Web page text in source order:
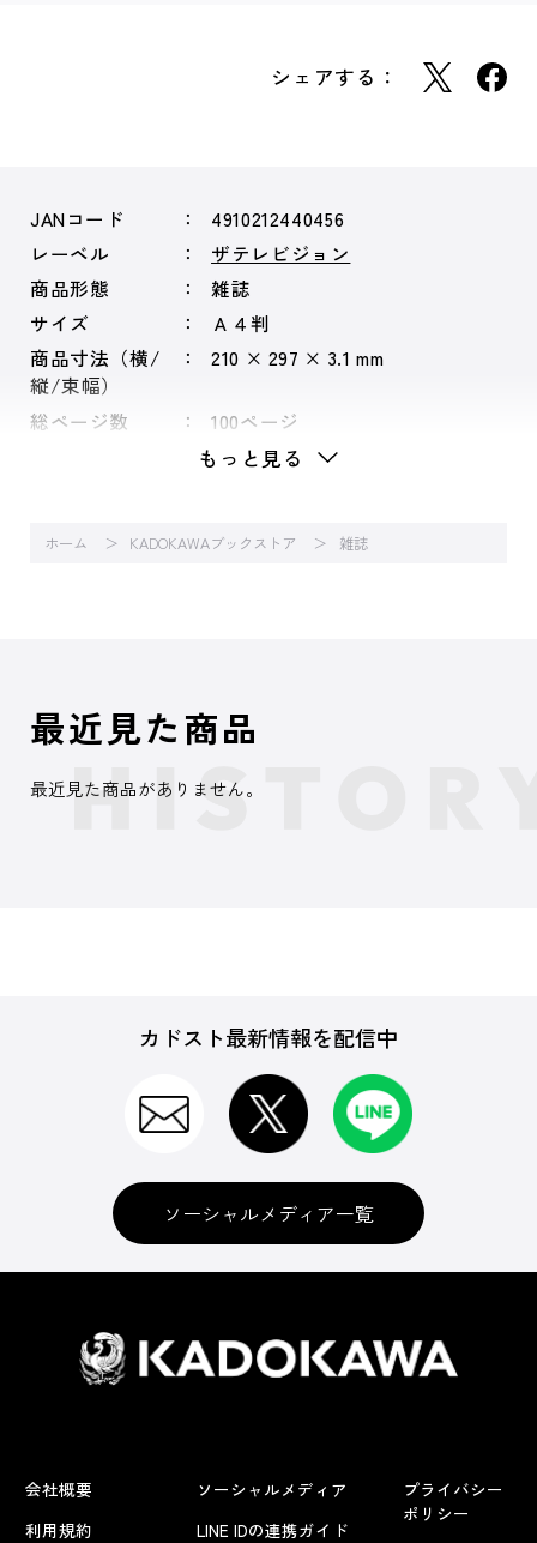
シェアする：
JANコード
4910212440456
レーベル
ザテレビジョン
商品形態
雑誌
サイズ
Ａ４判
商品寸法（横/
縦/束幅）
210 × 297 × 3.1 mm
総ページ数 100ページ
もっと見る
ホーム KADOKAWAブックストア 雑誌
最近見た商品
最近見た商品がありません。
カドスト最新情報を配信中
ソーシャルメディア一覧
会社概要
利用規約
ソーシャルメディア
LINE IDの連携ガイド
プライバシー
ポリシー